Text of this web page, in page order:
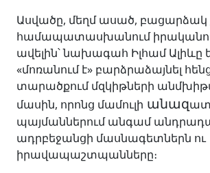
Ասվածը, մեղմ ասած, բացարձակ
համապատասխանում
ավելին՝ նախագահ Իլհամ Ալիևը
«մոռանում է» բարձրաձայնել
տարածքում մզկիթների
մասին, որոնց մամուլի անազ
պայմաններում անգամ
ադրբեջանցի մասնագետներն ու
իրավապաշտպանները։